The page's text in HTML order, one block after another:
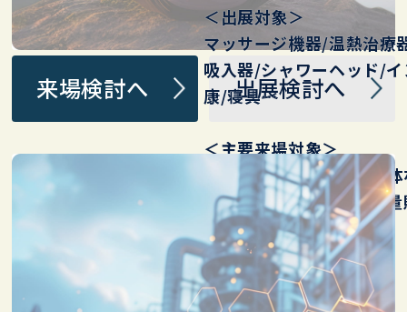
＜出展対象＞
マッサージ機器/温熱治療
吸入器/シャワーヘッド/
康/ 寝具…
＜主要来場対象＞
健康施設（鍼灸/接骨/整
施設/ セレクトショップ/
卸…
来場検討へ 出展検討へ